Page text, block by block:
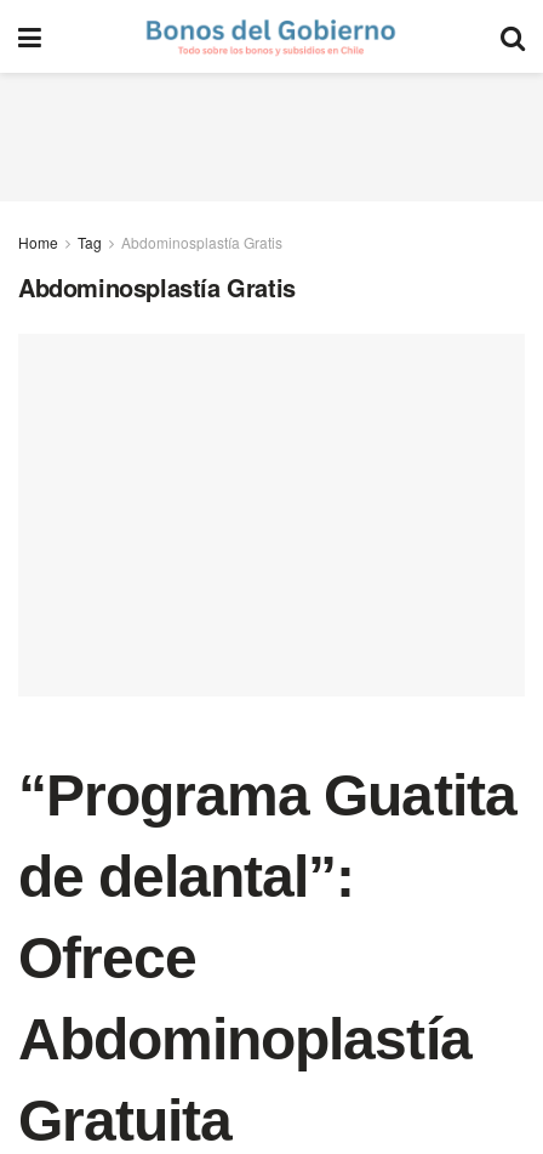
Home Tag Abdominosplastía Gratis
Abdominosplastía Gratis
“Programa Guatita
de delantal”:
Ofrece
Abdominoplastía
Gratuita